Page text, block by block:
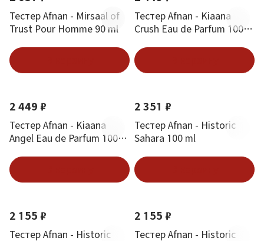
Тестер Afnan - Mirsaal of
Trust Pour Homme 90 ml
Тестер Afnan - Kiaana
Crush Eau de Parfum 100
2 449 ₽
Тестер Afnan - Kiaana
Angel Eau de Parfum 100
2 351 ₽
Тестер Afnan - Historic
Sahara 100 ml
2 155 ₽
Тестер Afnan - Historic
2 155 ₽
Тестер Afnan - Historic